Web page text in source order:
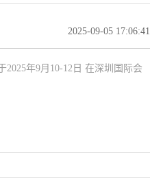
2025-09-05 17:06:41
年9月10-12日 在深圳国际会